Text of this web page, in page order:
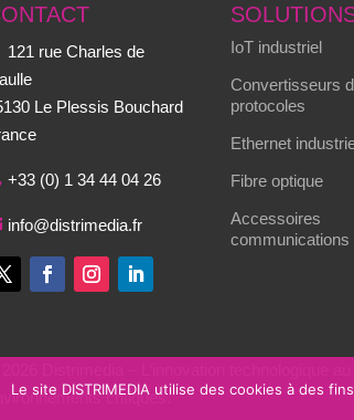
121 rue Charles de
Le Plessis Bouchard
+33 (0) 1 34 44 04 26
info@distrimedia.fr
IoT industriel
Convertisseurs
protocoles
Ethernet
Fibre optique
Accessoires
communications
critiques.
Le site DISTRIMEDIA utilise des cookies à des